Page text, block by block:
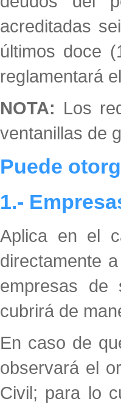
acreditadas
últimos doce
reglamentará
NOTA: Los
ventanillas de
Puede
1.-
Aplica en el
directamente
empresas de
cubrirá de
En caso de
observará el
Civil; para lo